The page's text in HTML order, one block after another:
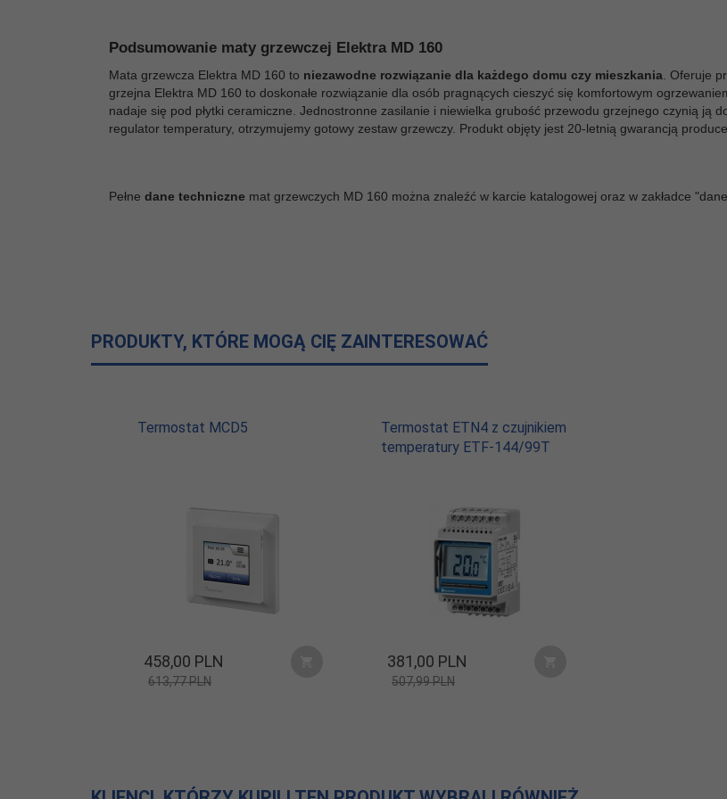
Podsumowanie maty grzewczej Elektra MD 160
Mata grzewcza Elektra MD 160 to niezawodne rozwiązanie dla każdego domu czy mieszkania . Oferuje
grzejna Elektra MD 160 to doskonałe rozwiązanie dla osób pragnących cieszyć się komfortowym
nadaje się pod płytki ceramiczne. Jednostronne zasilanie i niewielka grubość przewodu grzejnego czynią ją
regulator temperatury, otrzymujemy gotowy zestaw grzewczy. Produkt objęty jest 20-letnią gwarancją
Pełne dane techniczne mat grzewczych MD 160 można znaleźć w karcie katalogowej oraz w zakładce
Moc
jednostkowa
[W/m2]:
160
Powierzchnia
PRODUKTY, KTÓRE MOGĄ CIĘ ZAINTERESOWAĆ
Termostat MCD5
458,00 PLN
613,77 PLN
Termostat ETN4 z czujnikiem
temperatury ETF-144/99T
381,00 PLN
507,99 PLN